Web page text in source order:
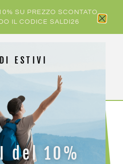
SU PREZZO SCONTATO
IL CODICE SALDI26
ILI PIKA KIDS
ESTIVI
del 10%